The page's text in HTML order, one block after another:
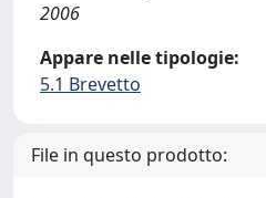
2006
Appare nelle tipologie:
5.1 Brevetto
File in questo prodotto: